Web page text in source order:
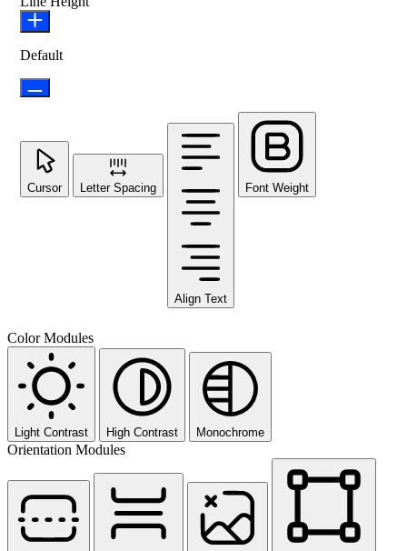
Default
Cursor Letter Spacing
Align Text
Font Weight
Color Modules
Light Contrast High Contrast Monochrome
Orientation Modules